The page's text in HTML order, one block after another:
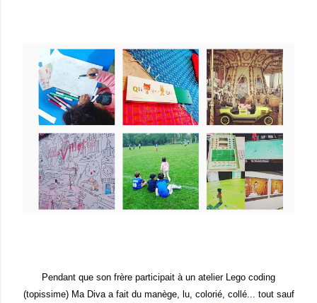
Pendant que son frère participait à un atelier Lego coding
(topissime) Ma Diva a fait du manège, lu, colorié, collé... tout sauf